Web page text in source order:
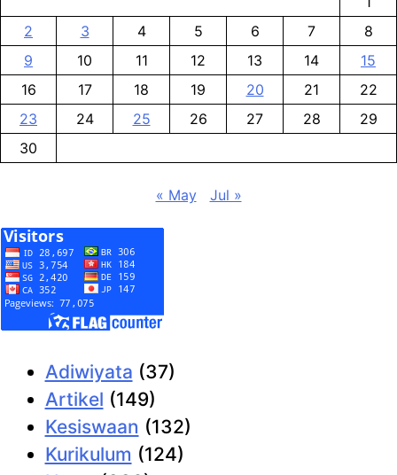
2
3 4 5 6 7
8
9
10 11 12 13 14
15
16
17 18 19 20 21
22
23
24 25 26 27 28
29
30
« May Jul »
Adiwiyata (37)
Artikel (149)
Kesiswaan (132)
Kurikulum (124)